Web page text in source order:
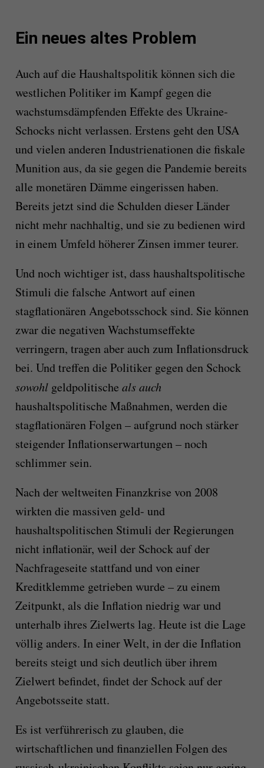
Ein neues altes Problem
Auch auf die Haushaltspolitik können sich die
westlichen Politiker im Kampf gegen die
wachstumsdämpfenden Effekte des Ukraine-
Schocks nicht verlassen. Erstens geht den USA
und vielen anderen Industrienationen die fiskale
Munition aus, da sie gegen die Pandemie bereits
alle monetären Dämme eingerissen haben.
Bereits jetzt sind die Schulden dieser Länder
nicht mehr nachhaltig, und sie zu bedienen wird
in einem Umfeld höherer Zinsen immer teurer.
Und noch wichtiger ist, dass haushaltspolitische
Stimuli die falsche Antwort auf einen
stagflationären Angebotsschock sind. Sie können
zwar die negativen Wachstumseffekte
verringern, tragen aber auch zum Inflationsdruck
bei. Und treffen die Politiker gegen den Schock
sowohlgeldpolitische als auch
haushaltspolitische Maßnahmen, werden die
stagflationären Folgen – aufgrund noch stärker
steigender Inflationserwartungen – noch
schlimmer sein.
Nach der weltweiten Finanzkrise von 2008
wirkten die massiven geld- und
haushaltspolitischen Stimuli der Regierungen
nicht inflationär, weil der Schock auf der
Nachfrageseite stattfand und von einer
Kreditklemme getrieben wurde – zu einem
Zeitpunkt, als die Inflation niedrig war und
unterhalb ihres Zielwerts lag. Heute ist die Lage
völlig anders. In einer Welt, in der die Inflation
bereits steigt und sich deutlich über ihrem
Zielwert befindet, findet der Schock auf der
Angebotsseite statt.
Es ist verführerisch zu glauben, die
wirtschaftlichen und finanziellen Folgen des